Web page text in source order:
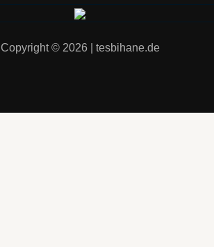
Copyright © 2026 | tesbihane.de